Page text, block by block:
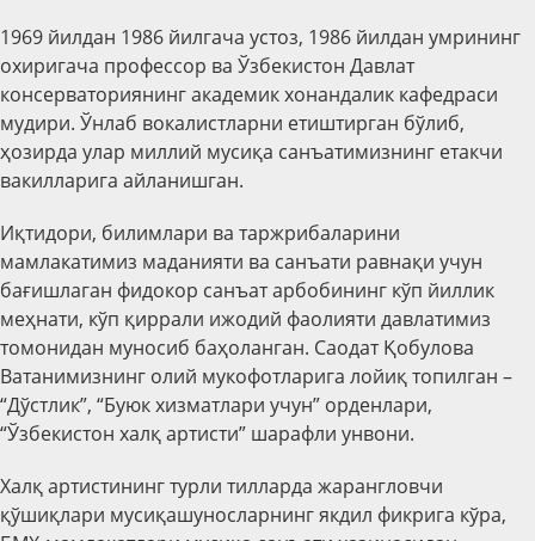
1969 йилдан 1986 йилгача устоз, 1986 йилдан умрининг
охиригача профессор ва Ўзбекистон Давлат
консерваториянинг академик хонандалик кафедраси
мудири. Ўнлаб вокалистларни етиштирган бўлиб,
ҳозирда улар миллий мусиқа санъатимизнинг етакчи
вакилларига айланишган.
Иқтидори, билимлари ва таржрибаларини
мамлакатимиз маданияти ва санъати равнақи учун
бағишлаган фидокор санъат арбобининг кўп йиллик
меҳнати, кўп қиррали ижодий фаолияти давлатимиз
томонидан муносиб баҳоланган. Саодат Қобулова
Ватанимизнинг олий мукофотларига лойиқ топилган –
“Дўстлик”, “Буюк хизматлари учун” орденлари,
“Ўзбекистон халқ артисти” шарафли унвони.
Халқ артистининг турли тилларда жарангловчи
қўшиқлари мусиқашуносларнинг якдил фикрига кўра,